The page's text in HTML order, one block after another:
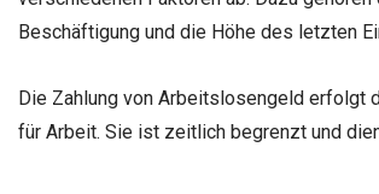
Beschäftigung und die Höhe des letzten
Die Zahlung von Arbeitslosengeld erfolgt
für Arbeit. Sie ist zeitlich begrenzt und